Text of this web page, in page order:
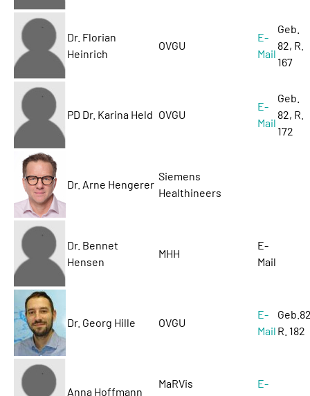
Dr. Florian
Heinrich
OVGU
E-
Mail
Geb.
82, R.
167
PD Dr. Karina Held OVGU
E-
Mail
Geb.
82, R.
172
Dr. Arne Hengerer
Siemens
Healthineers
Dr. Bennet
Hensen
MHH
E-
Mail
Dr. Georg Hille OVGU
E-
Mail R. 182
Anna Hoffmann
MaRVis
E-